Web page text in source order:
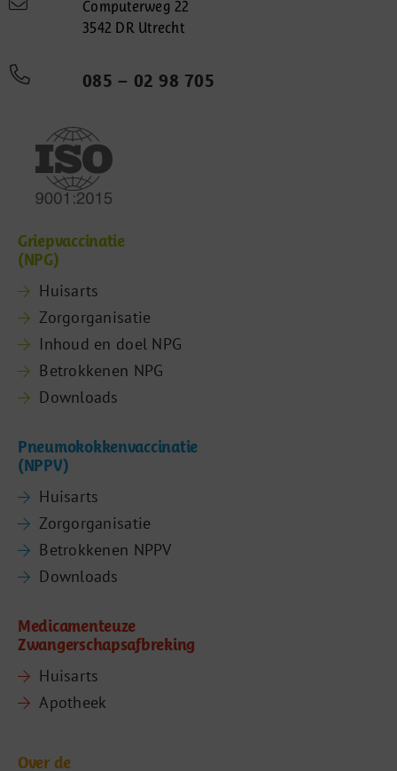
Computerweg 22
3542 DR Utrecht
085 – 02 98 705
Griepvaccinatie
(NPG)
Huisarts
Zorgorganisatie
Inhoud en doel NPG
Betrokkenen NPG
Downloads
Pneumokokkenvaccinatie
(NPPV)
Huisarts
Zorgorganisatie
Betrokkenen NPPV
Downloads
Medicamenteuze
Zwangerschapsafbreking
Huisarts
Apotheek
Over de